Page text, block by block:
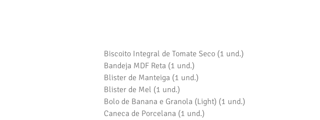
Biscoito Integral de Tomate Seco (1 und.)
Bandeja MDF Reta (1 und.)
Blister de Manteiga (1 und.)
Blister de Mel (1 und.)
Bolo de Banana e Granola (Light) (1 und.)
Caneca de Porcelana (1 und.)